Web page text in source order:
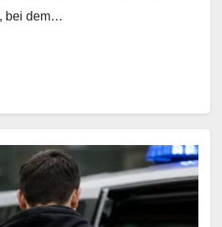
bei dem…